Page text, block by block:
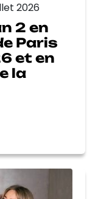
2026
2 en
Paris
et en
la